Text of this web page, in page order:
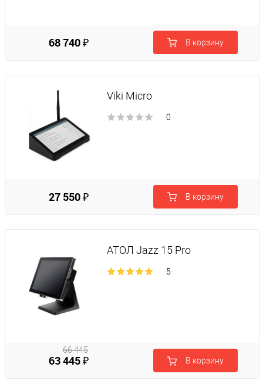
68 740 ₽ В корзину
Viki Micro
0
27 550 ₽ В корзину
АТОЛ Jazz 15 Pro
5
63 445 ₽
66 445
В корзину